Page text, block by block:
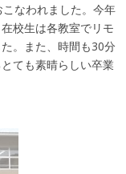
なわれました。今年
校生は各教室でリモ
。また、時間も30分
ても素晴らしい卒業